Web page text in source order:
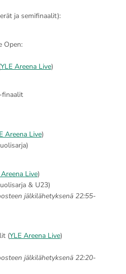
ja semifinaalit):
Open:
YLE Areena Live)
finaalit
Areena Live)
Live)
& U23)
jälkilähetyksenä 22:55-
(YLE Areena Live)
jälkilähetyksenä 22:20-